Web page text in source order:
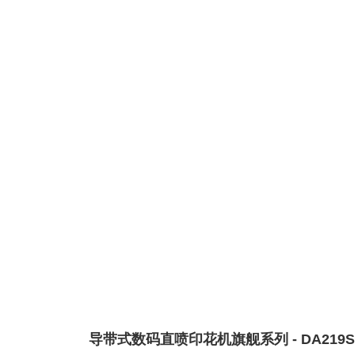
导带式数码直喷印花机旗舰系列 - DA219S